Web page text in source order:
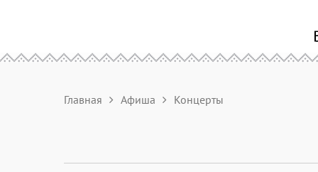
Главная Афиша Концерты